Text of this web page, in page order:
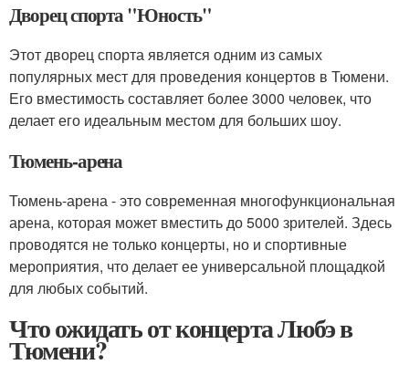
Дворец спорта "Юность"
Этот дворец спорта является одним из самых
популярных мест для проведения концертов в Тюмени.
Его вместимость составляет более 3000 человек, что
делает его идеальным местом для больших шоу.
Тюмень-арена
Тюмень-арена - это современная многофункциональная
арена, которая может вместить до 5000 зрителей. Здесь
проводятся не только концерты, но и спортивные
мероприятия, что делает ее универсальной площадкой
для любых событий.
Что ожидать от концерта Любэ в
Тюмени?